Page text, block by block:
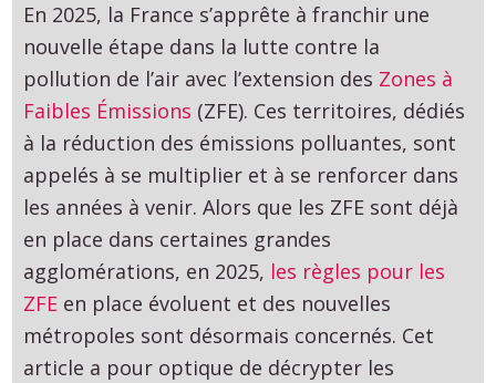
En 2025, la France s’apprête à franchir une
nouvelle étape dans la lutte contre la
pollution de l’air avec l’extension des Zones à
Faibles Émissions (ZFE). Ces territoires, dédiés
à la réduction des émissions polluantes, sont
appelés à se multiplier et à se renforcer dans
les années à venir. Alors que les ZFE sont déjà
en place dans certaines grandes
agglomérations, en 2025, les règles pour les
ZFE en place évoluent et des nouvelles
métropoles sont désormais concernés. Cet
article a pour optique de décrypter les